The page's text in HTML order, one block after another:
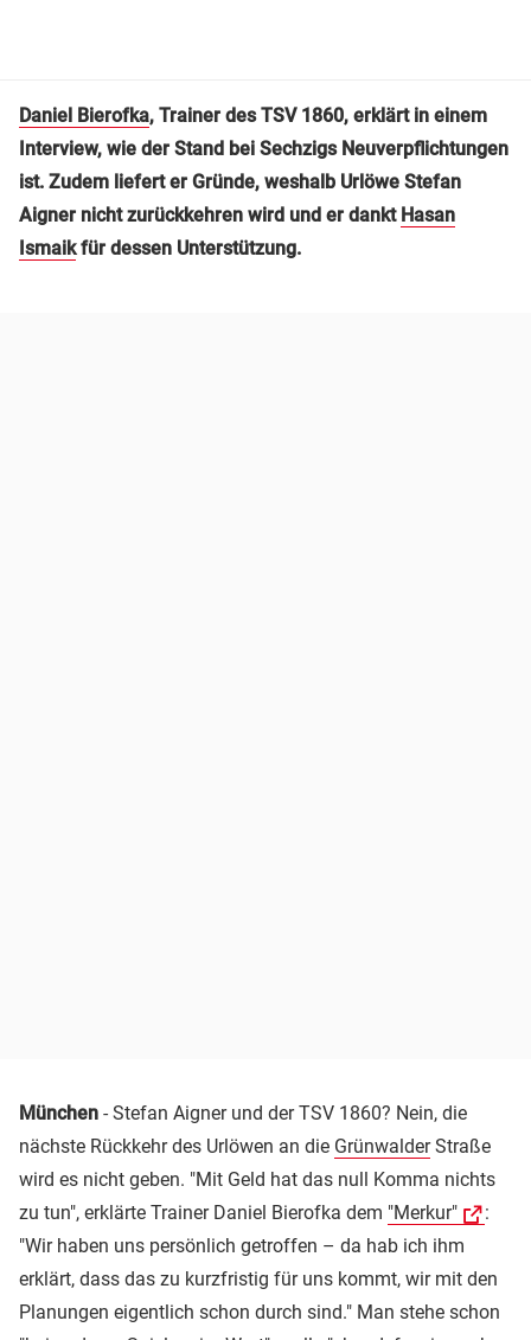
Daniel Bierofka, Trainer des TSV 1860, erklärt in einem
Interview, wie der Stand bei Sechzigs Neuverpflichtungen
ist. Zudem liefert er Gründe, weshalb Urlöwe Stefan
Aigner nicht zurückkehren wird und er dankt Hasan
Ismaikfür dessen Unterstützung.
München - Stefan Aigner und der TSV 1860? Nein, die
nächste Rückkehr des Urlöwen an die GrünwalderStraße
wird es nicht geben. "Mit Geld hat das null Komma nichts
zu tun", erklärte Trainer Daniel Bierofka dem "Merkur"
:
"Wir haben uns persönlich getroffen – da hab ich ihm
erklärt, dass das zu kurzfristig für uns kommt, wir mit den
Planungen eigentlich schon durch sind." Man stehe schon